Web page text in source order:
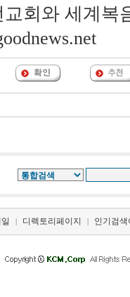
회와 세계복
| 디렉토리페이지 | 인기검색